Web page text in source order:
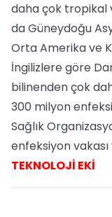
daha çok tropikal
da Güneydoğu
Orta Amerika ve
İngilizlere göre
bilinenden çok
300 milyon
Sağlık
enfeksiyon
TEKNOLOJİ EKİ